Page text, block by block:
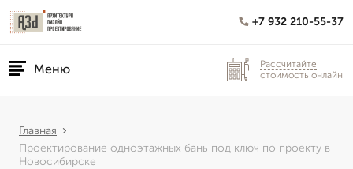
+7 932 210-55-37
Меню
Рассчитайте
стоимость онлайн
Главная
Проектирование одноэтажных бань под ключ по проекту в
Новосибирске